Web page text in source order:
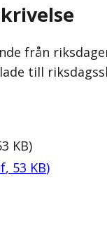
från
till
KB)
, 53 KB)